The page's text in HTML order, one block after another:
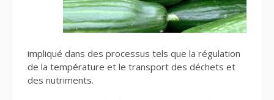
impliqué dans des processus tels que la régulation
de la température et le transport des déchets et
des nutriments.